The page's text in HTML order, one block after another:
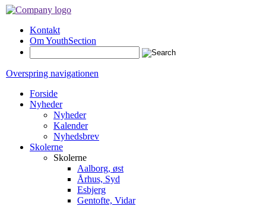
Kontakt
Om YouthSection
Overspring navigationen
Forside
Nyheder
Nyheder
Kalender
Nyhedsbrev
Skolerne
Skolerne
Aalborg, øst
Århus, Syd
Esbjerg
Gentofte, Vidar